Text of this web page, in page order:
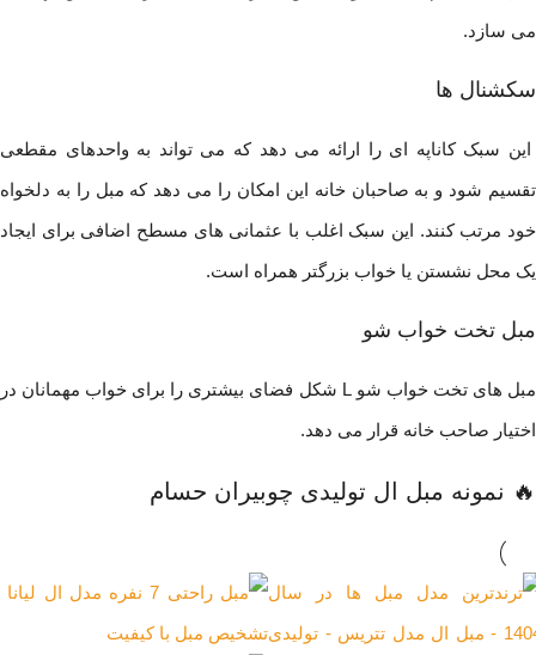
می سازد.
سکشنال ها
این سبک کاناپه ای را ارائه می دهد که می تواند به واحدهای مقطعی
تقسیم شود و به صاحبان خانه این امکان را می دهد که مبل را به دلخواه
خود مرتب کنند. این سبک اغلب با عثمانی های مسطح اضافی برای ایجاد
یک محل نشستن یا خواب بزرگتر همراه است.
مبل تخت خواب شو
مبل های تخت خواب شو L شکل فضای بیشتری را برای خواب مهمانان در
اختیار صاحب خانه قرار می دهد.
🔥 نمونه مبل ال تولیدی چوبیران حسام